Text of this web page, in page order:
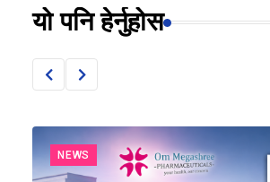
यो पनि हेर्नुहोस
NEWS